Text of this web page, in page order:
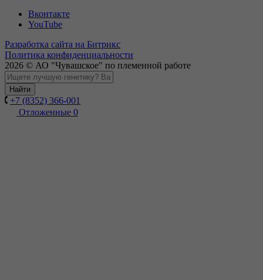
Вконтакте
YouTube
Разработка сайта на Битрикс
Политика конфиденциальности
2026 © АО "Чувашское" по племенной работе
Найти
+7 (8352) 366-001
Отложенные 0